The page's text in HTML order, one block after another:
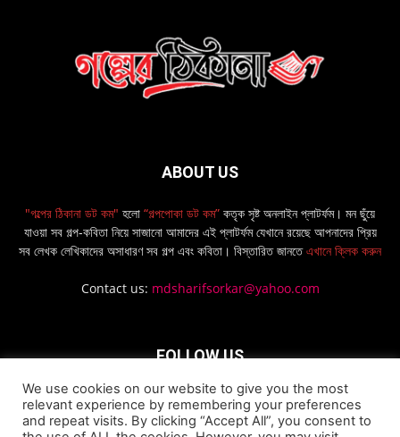
ABOUT US
"গল্পের ঠিকানা ডট কম" হলো “গল্পপোকা ডট কম” কতৃক সৃষ্ট অনলাইন প্লাটর্ফম। মন ছুঁয়ে
যাওয়া সব গল্প-কবিতা নিয়ে সাজানো আমাদের এই প্লাটর্ফম যেখানে রয়েছে আপনাদের প্রিয়
সব লেখক লেখিকাদের অসাধারণ সব গল্প এবং কবিতা। বিস্তারিত জানতেএখানে ক্লিক করুন
Contact us: mdsharifsorkar@yahoo.com
FOLLOW US
We use cookies on our website to give you the most
relevant experience by remembering your preferences
and repeat visits. By clicking “Accept All”, you consent to